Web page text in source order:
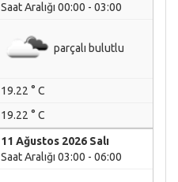
Saat Aralığı 00:00 - 03:00
parçalı bulutlu
19.22 ° C
19.22 ° C
11 Ağustos 2026 Salı
Saat Aralığı 03:00 - 06:00